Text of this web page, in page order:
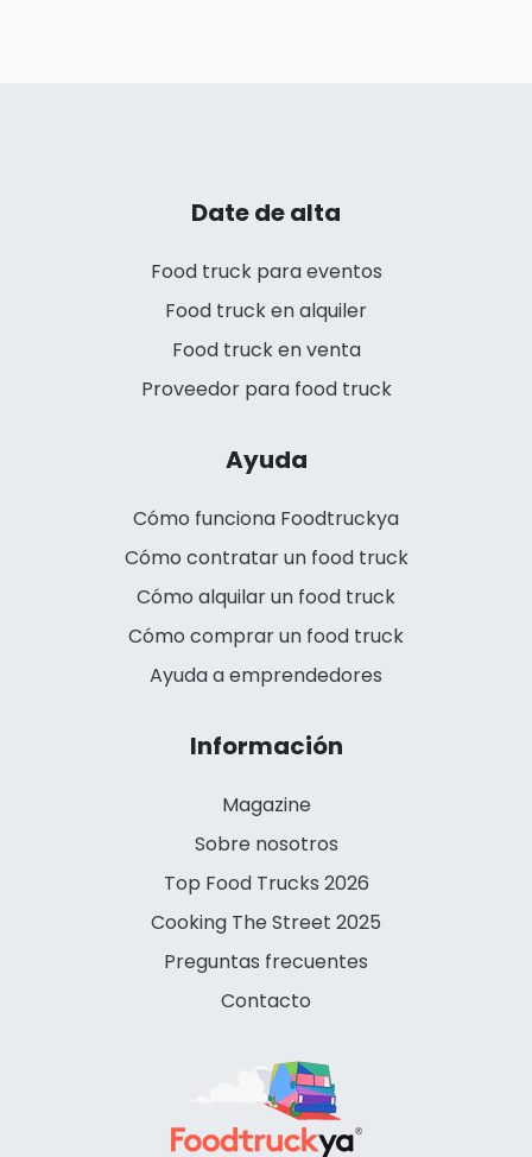
Date de alta
Food truck para eventos
Food truck en alquiler
Food truck en venta
Proveedor para food truck
Ayuda
Cómo funciona Foodtruckya
Cómo contratar un food truck
Cómo alquilar un food truck
Cómo comprar un food truck
Ayuda a emprendedores
Información
Magazine
Sobre nosotros
Top Food Trucks 2026
Cooking The Street 2025
Preguntas frecuentes
Contacto